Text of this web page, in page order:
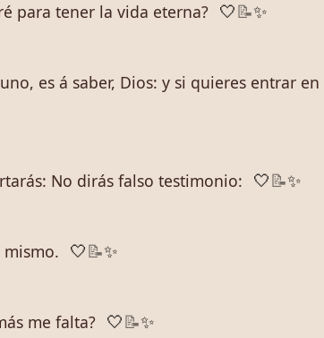
para tener la vida eterna? 🤍 📝✨
es á saber, Dios: y si quieres entrar
No dirás falso testimonio: 🤍 📝✨
🤍 📝✨
me falta? 🤍 📝✨